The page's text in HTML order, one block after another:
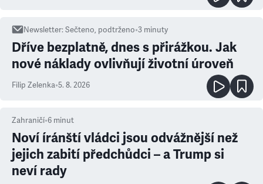
Newsletter:Sečteno, podtrženo•3 minuty
Dříve bezplatně, dnes s přirážkou. Jak
nové náklady ovlivňují životní úroveň
Filip Zelenka•5. 8. 2026
Zahraničí•6 minut
Noví íránští vládci jsou odvážnější než
jejich zabití předchůdci – a Trump si
neví rady